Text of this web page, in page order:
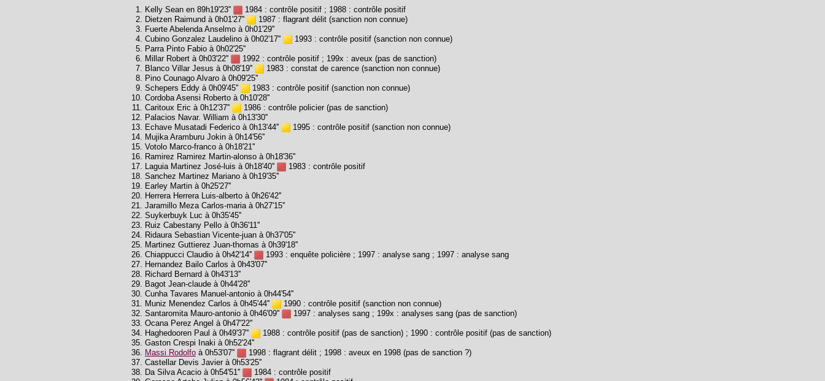
Kelly Sean en 89h19'23''
1984 : contrôle positif ; 1988 : contrôle positif
Dietzen Raimund à 0h01'27''
1987 : flagrant délit (sanction non connue)
Fuerte Abelenda Anselmo à 0h01'29''
Cubino Gonzalez Laudelino à 0h02'17''
1993 : contrôle positif (sanction non connue)
Parra Pinto Fabio à 0h02'25''
Millar Robert à 0h03'22''
1992 : contrôle positif ; 199x : aveux (pas de sanction)
Blanco Villar Jesus à 0h08'19''
1983 : constat de carence (sanction non connue)
Pino Counago Alvaro à 0h09'25''
Schepers Eddy à 0h09'45''
1983 : contrôle positif (sanction non connue)
Cordoba Asensi Roberto à 0h10'28''
Caritoux Eric à 0h12'37''
1986 : contrôle policier (pas de sanction)
Palacios Navar. William à 0h13'30''
Echave Musatadi Federico à 0h13'44''
1995 : contrôle positif (sanction non connue)
Mujika Aramburu Jokin à 0h14'56''
Votolo Marco-franco à 0h18'21''
Ramirez Ramirez Martin-alonso à 0h18'36''
Laguia Martinez José-luis à 0h18'40''
1983 : contrôle positif
Sanchez Martinez Mariano à 0h19'35''
Earley Martin à 0h25'27''
Herrera Herrera Luis-alberto à 0h26'42''
Jaramillo Meza Carlos-maria à 0h27'15''
Suykerbuyk Luc à 0h35'45''
Ruiz Cabestany Pello à 0h36'11''
Ridaura Sebastian Vicente-juan à 0h37'05''
Martinez Guttierez Juan-thomas à 0h39'18''
Chiappucci Claudio à 0h42'14''
1993 : enquête policière ; 1997 : analyse sang ; 1997 : analyse sang
Hernandez Bailo Carlos à 0h43'07''
Richard Bernard à 0h43'13''
Bagot Jean-claude à 0h44'28''
Cunha Tavares Manuel-antonio à 0h44'54''
Muniz Menendez Carlos à 0h45'44''
1990 : contrôle positif (sanction non connue)
Santaromita Mauro-antonio à 0h46'09''
1997 : analyses sang ; 199x : analyses sang (pas de sanction)
Ocana Perez Angel à 0h47'22''
Haghedooren Paul à 0h49'37''
1988 : contrôle positif (pas de sanction) ; 1990 : contrôle positif (pas de sanction)
Gaston Crespi Inaki à 0h52'24''
Massi Rodolfo à 0h53'07''
1998 : flagrant délit ; 1998 : aveux en 1998 (pas de sanction ?)
Castellar Devis Javier à 0h53'25''
Da Silva Acacio à 0h54'51''
1984 : contrôle positif